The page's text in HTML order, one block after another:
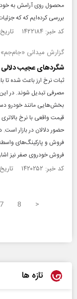
محصول روی آرامش به خود
بررسی‌ کرده‌ایم که که
کد خبر: ۱۴۲۲۱۸۴ تاریخ انتشار : ۱۴۰۲/۰۶/۱۸
گزارش میدانی «جام‌جم»
شگردهای عجیب دلالی
ثبات نرخ ارز باعث شده تا
مصرفی تبدیل شوند. در این
بخش‌هایی مانند خودرو
قیمت واقعی با نرخ
حضور دلالان در بازار
فروش و پارکینگ‌های
فروش خودروی صفر نیز
کد خبر: ۱۴۲۰۲۵۲ تاریخ انتشار : ۱۴۰۲/۰۵/۳۱
7 8 >
تازه ها